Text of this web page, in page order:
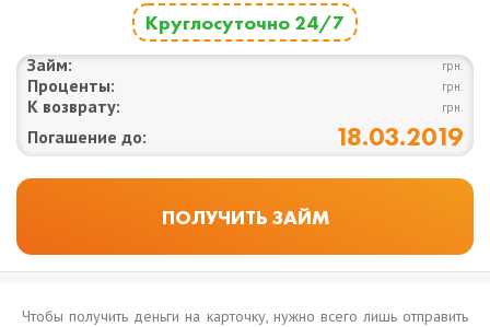
Круглосуточно 24/7
Займ: грн.
Проценты: грн.
К возврату: грн.
Погашение до: 18.03.2019
Чтобы получить деньги на карточку, нужно всего лишь отправить